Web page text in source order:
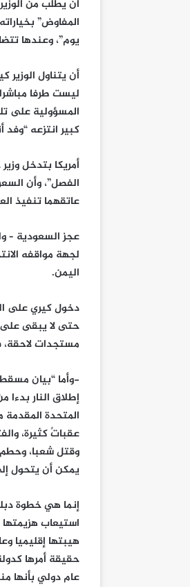
أن يُطلب من
يوم”، وعندها
أن يتناول الوزير
ليست طرفا
المسؤولية على
كبير انتزعه “وفد
أمريكا بتدخل
الفصل”، وأن
عاتقهما تنفيذ
عجز السعودية –
لجهة مواقفه
اليمن.
دخول كيري على
مستجدات
-وأما “بيان
المتحدة
عقباتٌ كثيرة،
وقتل شعبا،
يمكن أن يتحول
إنما هي خطوة
استيعاب
هيبتها إقليميا
حقيقة أمرها
عام دولي بأنها